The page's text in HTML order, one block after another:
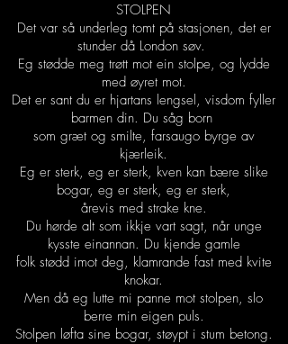
STOLPEN
Det var så underleg tomt på stasjonen, det er
stunder då London søv.
Eg stødde meg trøtt mot ein stolpe, og lydde
med øyret mot.
Det er sant du er hjartans lengsel, visdom fyller
barmen din. Du såg born
som græt og smilte, farsaugo byrge av
kjærleik.
Eg er sterk, eg er sterk, kven kan bære slike
bogar, eg er sterk, eg er sterk,
årevis med strake kne.
Du hørde alt som ikkje vart sagt, når unge
kysste einannan. Du kjende gamle
folk stødd imot deg, klamrande fast med kvite
knokar.
Men då eg lutte mi panne mot stolpen, slo
berre min eigen puls.
Stolpen løfta sine bogar, støypt i stum betong.